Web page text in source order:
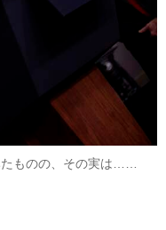
たものの、その実は……